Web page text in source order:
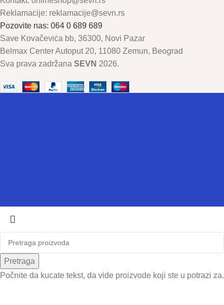
Reklamacije: reklamacije@sevn.rs
Pozovite nas: 064 0 689 689
Save Kovačeviċa bb, 36300, Novi Pazar
Belmax Center Autoput 20, 11080 Zemun, Beograd
Sva prava zadržana SEVN 2026.
Pretraga
Počnite da kucate tekst, da vide proizvode koji ste u potrazi za.